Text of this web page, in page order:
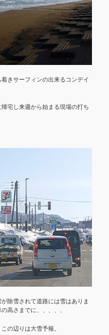
きサーフィンの出来るコンデイ
宅し来週から始まる現場の打ち
除雪されて道路には雪はありま
高さまでに、、、、、
の辺りは大雪予報。